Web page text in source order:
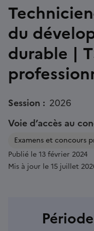
du
durable |
Session : 2026
Voie d’accès au
Examens et concours
Publié le 13 février 2024
Mis à jour le 15 juillet